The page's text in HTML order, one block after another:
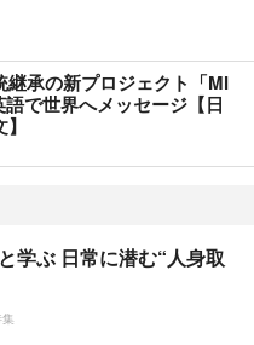
継承の新プロジェクト「MI
で世界へメッセージ【日
学ぶ 日常に潜む“人身取